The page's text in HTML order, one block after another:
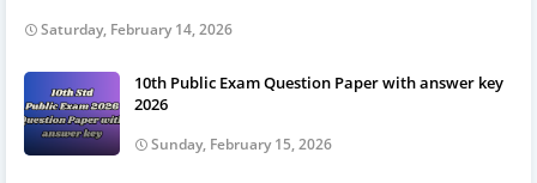
Saturday, February 14, 2026
10th Public Exam Question Paper with answer key
2026
Sunday, February 15, 2026